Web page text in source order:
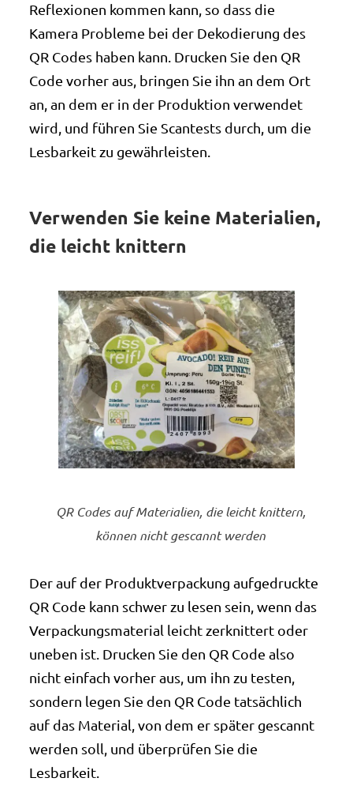
Reflexionen kommen kann, so dass die
Kamera Probleme bei der Dekodierung des
QR Codes haben kann. Drucken Sie den QR
Code vorher aus, bringen Sie ihn an dem Ort
an, an dem er in der Produktion verwendet
wird, und führen Sie Scantests durch, um die
Lesbarkeit zu gewährleisten.
Verwenden Sie keine Materialien,
die leicht knittern
QR Codes auf Materialien, die leicht knittern,
können nicht gescannt werden
Der auf der Produktverpackung aufgedruckte
QR Code kann schwer zu lesen sein, wenn das
Verpackungsmaterial leicht zerknittert oder
uneben ist. Drucken Sie den QR Code also
nicht einfach vorher aus, um ihn zu testen,
sondern legen Sie den QR Code tatsächlich
auf das Material, von dem er später gescannt
werden soll, und überprüfen Sie die
Lesbarkeit.